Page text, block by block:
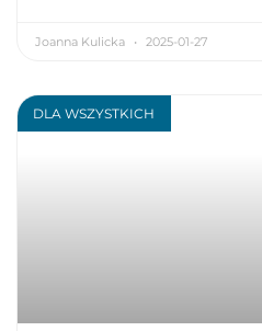
Joanna Kulicka 2025-01-27
DLA WSZYSTKICH